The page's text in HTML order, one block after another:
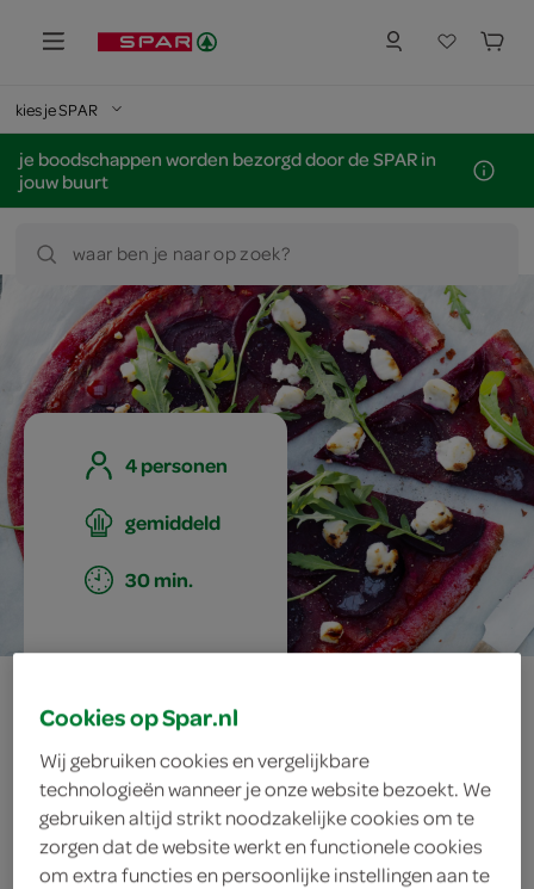
kies je SPAR
je boodschappen worden bezorgd door de SPAR in
jouw buurt
waar ben je naar op zoek?
4 personen
gemiddeld
30 min.
bietenpizza met
geitenkaas en
rucola
Cookies op Spar.nl
Wij gebruiken cookies en vergelijkbare
technologieën wanneer je onze website bezoekt. We
gebruiken altijd strikt noodzakelijke cookies om te
zorgen dat de website werkt en functionele cookies
om extra functies en persoonlijke instellingen aan te